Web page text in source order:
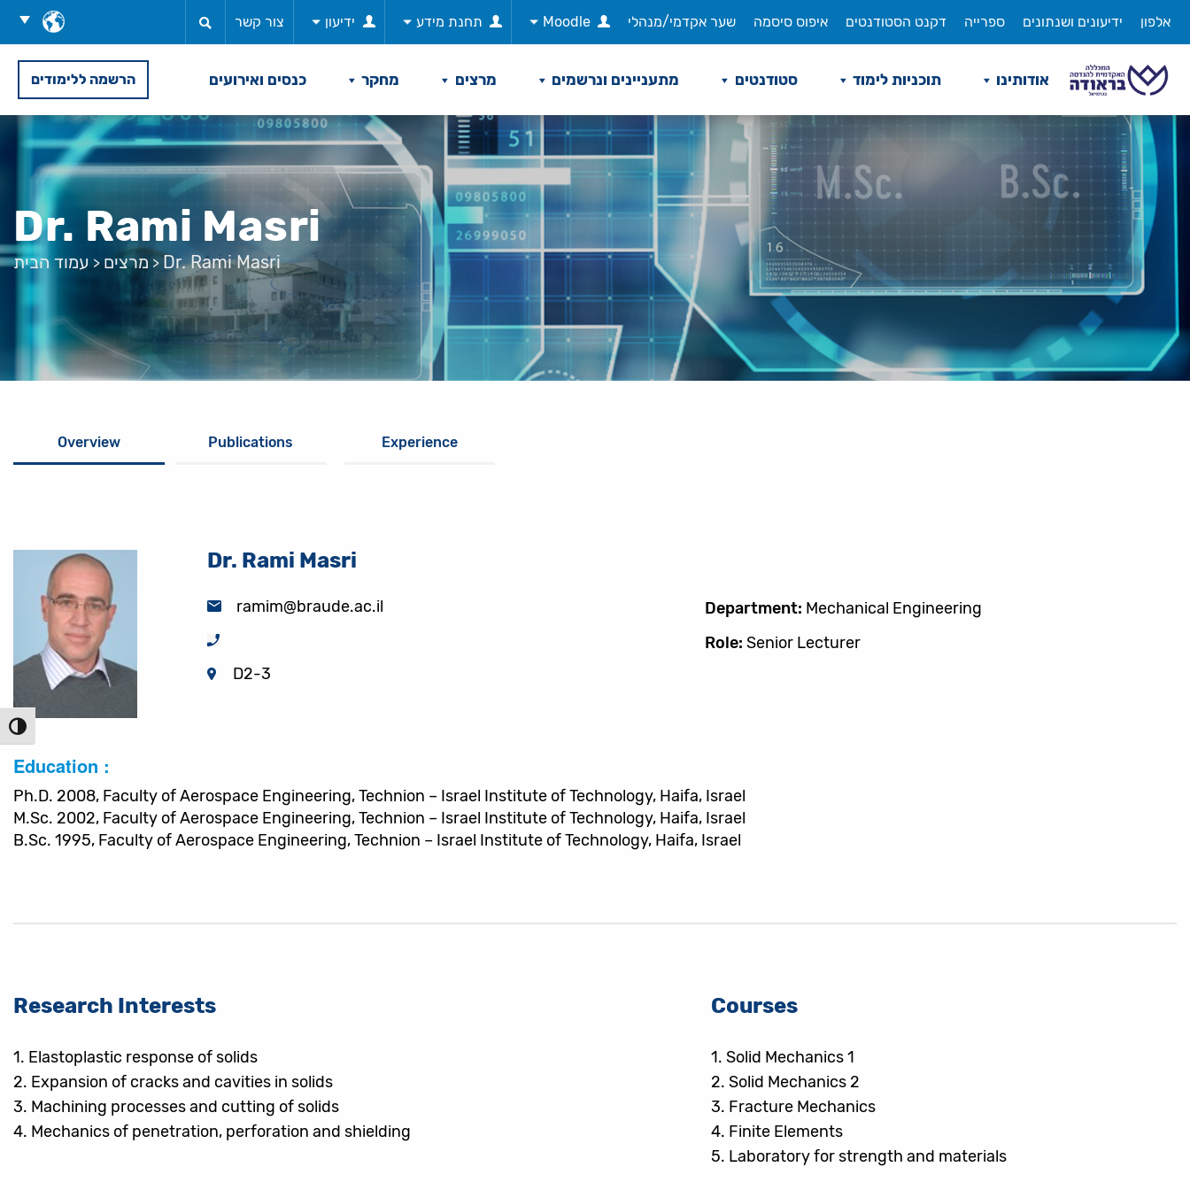
לתוכן
בחר
שפה
אלפון ידיעונים ושנתונים ספרייה דקנט הסטודנטים איפוס סיסמה שער אקדמי/מנהלי Moodle תחנת מידע ידיעון צור קשר
אודותינו תוכניות לימוד סטודנטים מתעניינים ונרשמים מרצים מחקר כנסים ואירועים הרשמה ללימודים
Dr. Rami Masri
עמוד הבית >מרצים > Dr. Rami Masri
Overview Publications Experience
Dr. Rami Masri
ramim@braude.ac.il
D2-3
Department: Mechanical Engineering
Role: Senior Lecturer
Education :
Ph.D. 2008, Faculty of Aerospace Engineering, Technion – Israel Institute of Technology, Haifa, Israel
M.Sc. 2002, Faculty of Aerospace Engineering, Technion – Israel Institute of Technology, Haifa, Israel
B.Sc. 1995, Faculty of Aerospace Engineering, Technion – Israel Institute of Technology, Haifa, Israel
Research Interests
1. Elastoplastic response of solids
2. Expansion of cracks and cavities in solids
3. Machining processes and cutting of solids
4. Mechanics of penetration, perforation and shielding
Courses
1.Solid Mechanics 1
2.Solid Mechanics 2
3. Fracture Mechanics
4. Finite Elements
5. Laboratory for strength and materials